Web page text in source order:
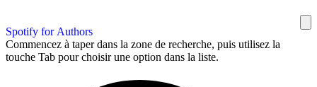
Spotify for Authors
Commencez à taper dans la zone de recherche, puis utilisez la
touche Tab pour choisir une option dans la liste.